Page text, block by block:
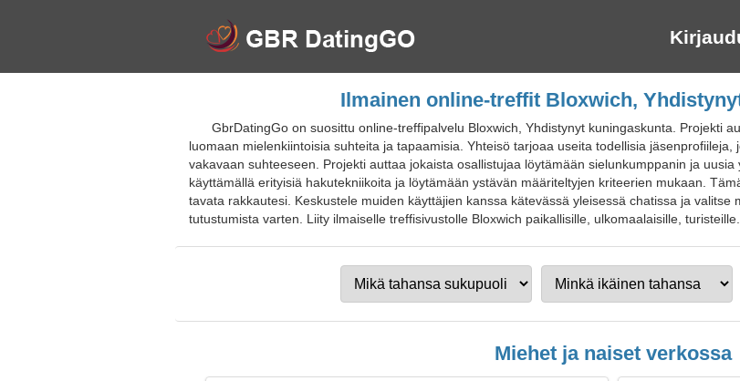
Ilmainen online-treffit Bloxwich,
GbrDatingGo on suosittu online-treffipalvelu Bloxwich, Yhdistynyt kuningaskunta. Projekti
luomaan mielenkiintoisia suhteita ja tapaamisia. Yhteisö tarjoaa useita todellisia
vakavaan suhteeseen. Projekti auttaa jokaista osallistujaa löytämään sielunkumppanin ja
käyttämällä erityisiä hakutekniikoita ja löytämään ystävän määriteltyjen kriteerien mukaan.
tavata rakkautesi. Keskustele muiden käyttäjien kanssa kätevässä yleisessä chatissa ja valitse
tutustumista varten. Liity ilmaiselle treffisivustolle Bloxwich paikallisille, ulkomaalaisille, turisteille.
Miehet ja naiset verkossa